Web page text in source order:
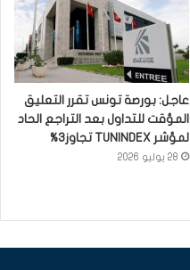
عاجل: بورصة تونس تقرر التعليق
المؤقت للتداول بعد التراجع الحاد
لمؤشر TUNINDEX تجاوز3%
28 يوليو 2026